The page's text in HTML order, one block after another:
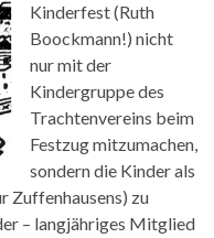
Kinderfest (Ruth
Boockmann!) nicht
nur mit der
Kindergruppe des
Trachtenvereins beim
Festzug mitzumachen,
sondern die Kinder als
Zuffenhausens) zu
– langjähriges Mitglied